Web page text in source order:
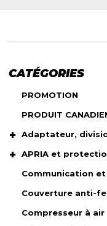
CATÉGORIES
PROMOTION
PRODUIT
Adaptateur,
APRIA et
Communication
Couverture anti-
Compresseur à air